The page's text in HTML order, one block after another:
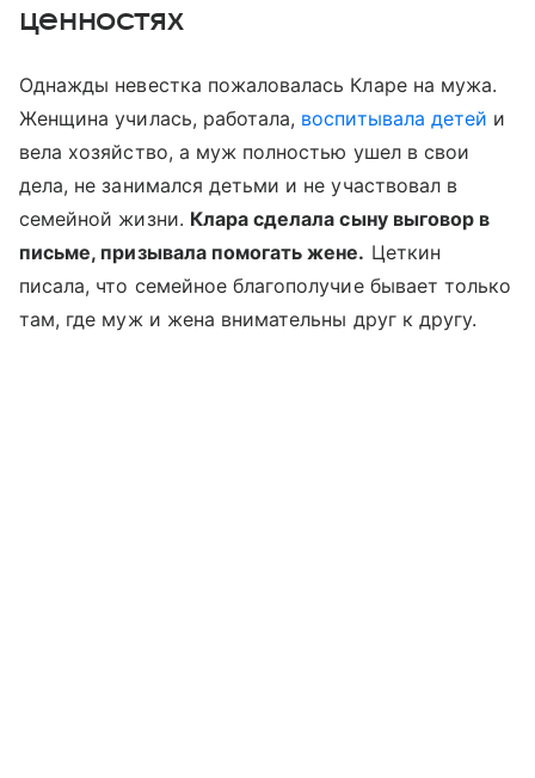
ценностях
Однажды невестка пожаловалась Кларе на мужа.
Женщина училась, работала, воспитывала детей и
вела хозяйство, а муж полностью ушел в свои
дела, не занимался детьми и не участвовал в
семейной жизни. Клара сделала сыну выговор в
письме, призывала помогать жене. Цеткин
писала, что семейное благополучие бывает только
там, где муж и жена внимательны друг к другу.